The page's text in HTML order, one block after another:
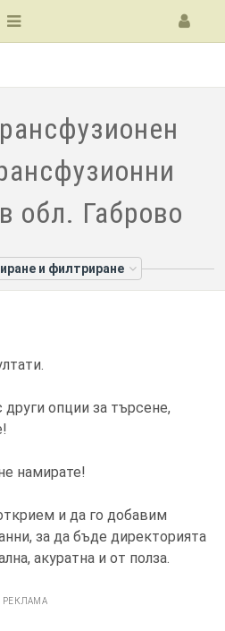
обл. Габрово
и филтриране
други опции за търсене,
намирате!
и да го добавим
за да бъде директорията
акуратна и от полза.
РЕКЛАМА